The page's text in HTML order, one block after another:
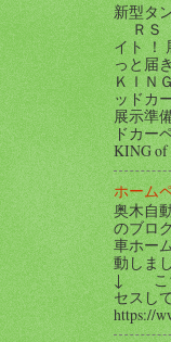
新型タ
ＲＳ
イト ！
っと届
ＫＩＮ
ッドカ
展示準
ドカー
KING
ホーム
奥木自
のブロ
車ホー
動しま
↓ こち
セスし
https://